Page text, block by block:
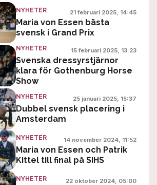
NYHETER 21 februari 2025, 14:45
Maria von Essen bästa
svensk i Grand Prix
NYHETER 15 februari 2025, 13:23
Svenska dressyrstjärnor
klara för Gothenburg Horse
Show
NYHETER 25 januari 2025, 15:37
Dubbel svensk placering i
Amsterdam
NYHETER 14 november 2024, 11:52
Maria von Essen och Patrik
Kittel till final på SIHS
NYHETER 22 oktober 2024, 05:00